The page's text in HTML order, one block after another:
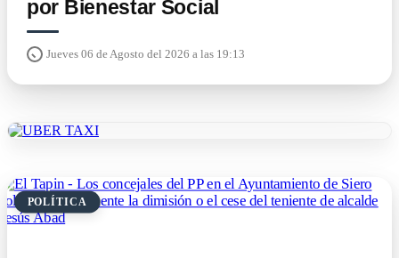
por Bienestar Social
Jueves 06 de Agosto del 2026 a las 19:13
POLÍTICA